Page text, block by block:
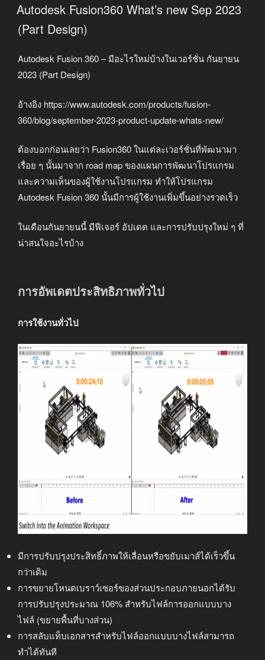
ที่
Autodesk Fusion360 What’s new Sep 2023
(Part Design)
Autodesk Fusion 360 – มีอะไรใหม่บ้างในเวอร์ชั่น กันยายน
2023 (Part Design)
อ้างอิง https://www.autodesk.com/products/fusion-
360/blog/september-2023-product-update-whats-new/
ต้องบอกก่อนเลยว่า Fusion360 ในแต่ละเวอร์ชั่นที่พัฒนามา
เรื่อย ๆ นั้นมาจาก road map ของแผนการพัฒนาโปรแกรม
และความเห็นของผู้ใช้งานโปรแกรม ทำให้โปรแกรม
Autodesk Fusion 360 นั้นมีการผู้ใช้งานเพิ่มขึ้นอย่างรวดเร็ว
ในเดือนกันยายนนี้ มีฟีเจอร์ อัปเดต และการปรับปรุงใหม่ ๆ ที่
น่าสนใจอะไรบ้าง
การอัพเดตประสิทธิภาพทั่วไป
การใช้งานทั่วไป
มีการปรับปรุงประสิทธิ์ภาพให้เลื่อนหรือขยับเมาส์ได้เร็วขึ้น
กว่าเดิม
การขยายโหนดเบราว์เซอร์ของส่วนประกอบภายนอกได้รับ
การปรับปรุงประมาณ 106% สำหรับไฟล์การออกแบบบาง
ไฟล์ (ขยายพื้นที่บางส่วน)
การสลับแท็บเอกสารสำหรับไฟล์ออกแบบบางไฟล์สามารถ
ทำได้ทันที